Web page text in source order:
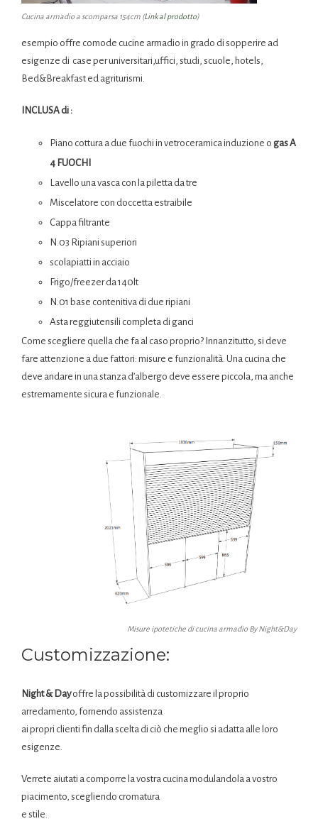
Cucina armadio a scomparsa 154cm (Link al prodotto)
esempio offre comode cucine armadio in grado di sopperire ad
esigenze di case per universitari,uffici, studi, scuole, hotels,
Bed&Breakfast ed agriturismi.
INCLUSA di :
Piano cottura a due fuochi in vetroceramica induzione o gas A
4 FUOCHI
Lavello una vasca con la piletta da tre
Miscelatore con doccetta estraibile
Cappa filtrante
N.03 Ripiani superiori
scolapiatti in acciaio
Frigo/freezer da 140lt
N.01 base contenitiva di due ripiani
Asta reggiutensili completa di ganci
Come scegliere quella che fa al caso proprio? Innanzitutto, si deve
fare attenzione a due fattori: misure e funzionalità. Una cucina che
deve andare in una stanza d’albergo deve essere piccola, ma anche
estremamente sicura e funzionale.
Misure ipotetiche di cucina armadio By Night&Day
Customizzazione:
Night & Dayoffre la possibilità di customizzare il proprio
arredamento, fornendo assistenza
ai propri clienti fin dalla scelta di ciò che meglio si adatta alle loro
esigenze.
Verrete aiutati a comporre la vostra cucina modulandola a vostro
piacimento, scegliendo cromatura
e stile.